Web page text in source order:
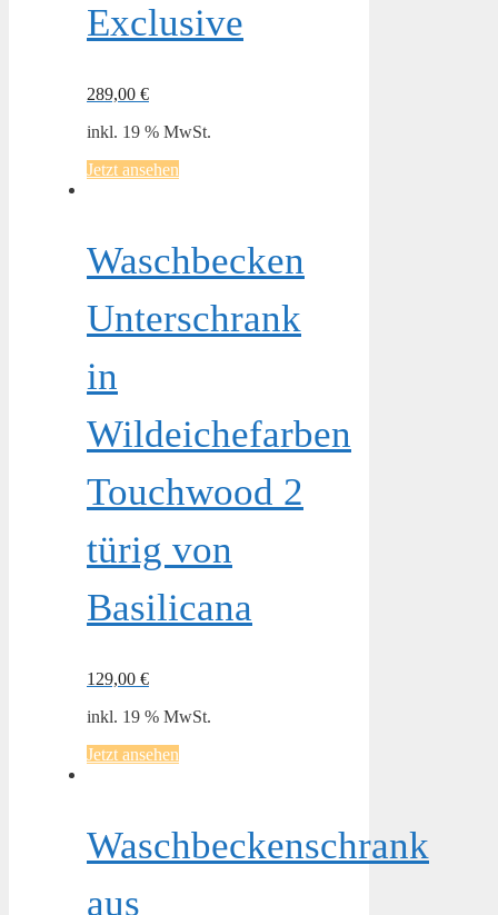
Exclusive
289,00 €
inkl. 19 % MwSt.
Jetzt ansehen
Waschbecken
Unterschrank
in
Wildeichefarben
Touchwood 2
türig von
Basilicana
129,00 €
inkl. 19 % MwSt.
Jetzt ansehen
Waschbeckenschrank
aus